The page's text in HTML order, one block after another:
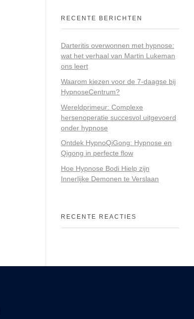
RECENTE BERICHTEN
Darteritis overwonnen met hypnose:
wat het verhaal van Martin Lukeman
ons leert
Waarom kiezen voor de 7-daagse bij
HypnoseCentrum?
Wereldprimeur: Complexe
hersenoperatie succesvol uitgevoerd
onder hypnose
Ontdek HypnoQiGong: Hypnose en
Qigong in perfecte flow
Hoe Hypnose Bodi Hielp zijn
Innerlijke Demonen te Verslaan
RECENTE REACTIES